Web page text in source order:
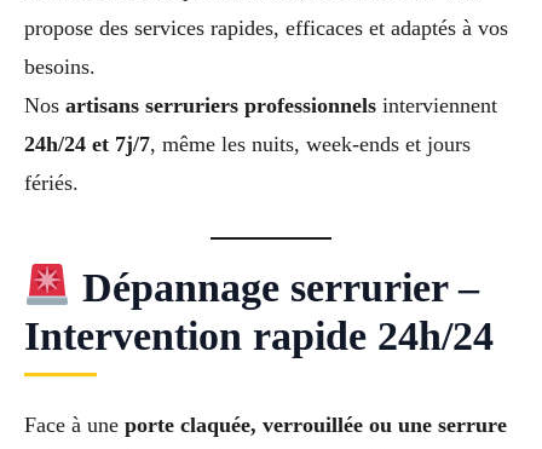
propose des services rapides, efficaces et adaptés à vos
besoins.
Nos artisans serruriers professionnels interviennent
24h/24 et 7j/7, même les nuits, week-ends et jours
fériés.
Dépannage serrurier –
Intervention rapide 24h/24
Face à une porte claquée, verrouillée ou une serrure